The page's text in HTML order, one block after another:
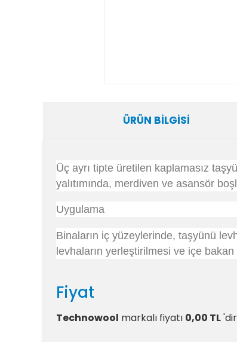
ÜRÜN BILGISI
Üç ayrı tipte üretilen kaplamasız
yalıtımında, merdiven ve asansör
Uygulama
Binaların iç yüzeylerinde, taşyünü
levhaların yerleştirilmesi ve içe bakan
Fiyat
Technowool markalı fiyatı 0,00 TL